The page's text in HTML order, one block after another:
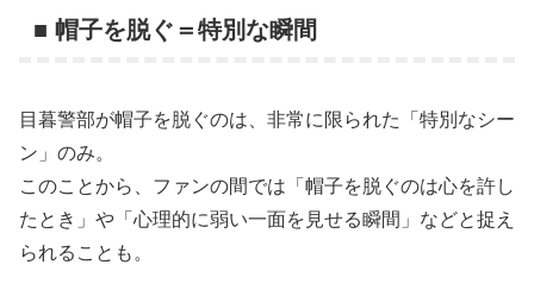
■ 帽子を脱ぐ＝特別な瞬間
目暮警部が帽子を脱ぐのは、非常に限られた「特別なシー
ン」のみ。
このことから、ファンの間では「帽子を脱ぐのは心を許し
たとき」や「心理的に弱い一面を見せる瞬間」などと捉え
られることも。